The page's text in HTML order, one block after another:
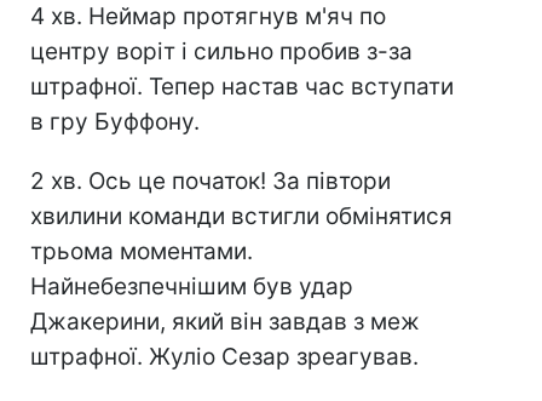
4 хв. Неймар протягнув м'яч по
центру воріт і сильно пробив з-за
штрафної. Тепер настав час вступати
в гру Буффону.
2 хв. Ось це початок! За півтори
хвилини команди встигли обмінятися
трьома моментами.
Найнебезпечнішим був удар
Джакерини, який він завдав з меж
штрафної. Жуліо Сезар зреагував.